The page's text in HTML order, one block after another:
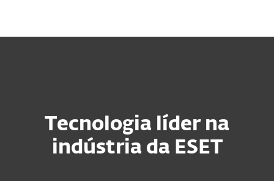
Tecnologia líder na
indústria da ESET